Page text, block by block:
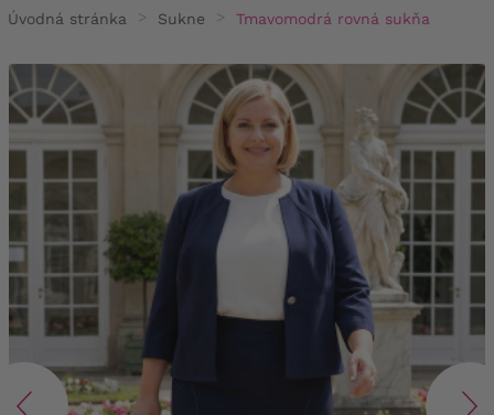
Úvodná stránka Sukne Tmavomodrá rovná sukňa